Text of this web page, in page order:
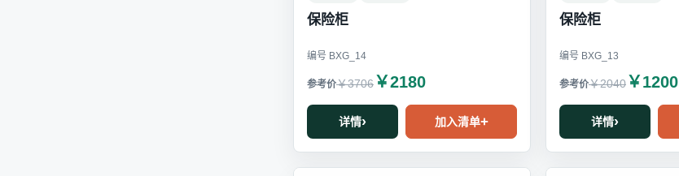
保险柜
编号 BXG_14
￥3706 ￥2180
详情 加入清单
保险柜
编号 BXG_13
￥2040 ￥1200
详情